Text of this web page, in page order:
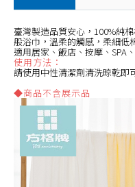
臺灣製造品質安心，100%純
般浴巾，溫柔的觸感，柔細低
適用居家、飯店、按摩、SPA
使用方法：
請使用中性清潔劑清洗晾乾即
◆商品不含展示品